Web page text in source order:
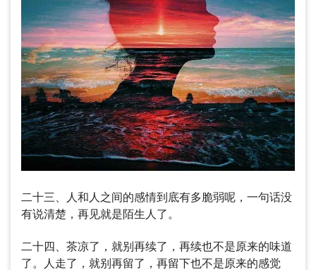
二十三、人和人之间的感情到底有多脆弱呢，一句话没
有说清楚，再见就是陌生人了。
二十四、茶凉了，就别再续了，再续也不是原来的味道
了。人走了，就别再留了，再留下也不是原来的感觉